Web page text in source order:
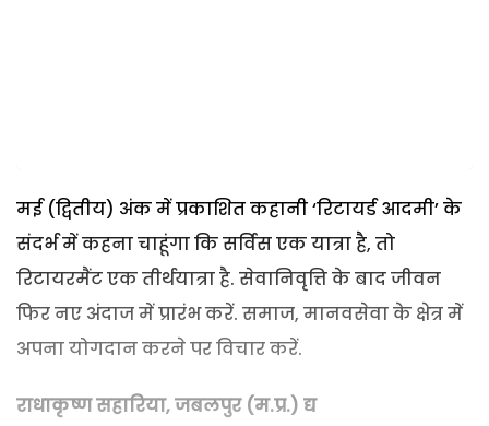
मई (द्वितीय) अंक में प्रकाशित कहानी ‘रिटायर्ड आदमी’ के
संदर्भ में कहना चाहूंगा कि सर्विस एक यात्रा है, तो
रिटायरमैंट एक तीर्थयात्रा है. सेवानिवृत्ति के बाद जीवन
फिर नए अंदाज में प्रारंभ करें. समाज, मानवसेवा के क्षेत्र में
अपना योगदान करने पर विचार करें.
राधाकृष्ण सहारिया, जबलपुर (म.प्र.) द्य